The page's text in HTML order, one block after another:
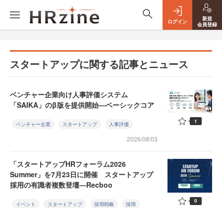
ログイン
新規
会員登録
スタートアップに関する記事とニュース
ベンチャー企業向け人事評価システム
「SAIKA」のβ版を提供開始—ベーシックコア
ベンチャー企業 スタートアップ 人事評価
2026/08/03
1
「スタートアップHRフォーラム2026
Summer」を7月23日に開催 スタートアップ
採用の有識者複数登壇—Recboo
イベント スタートアップ 採用戦略 採用 0